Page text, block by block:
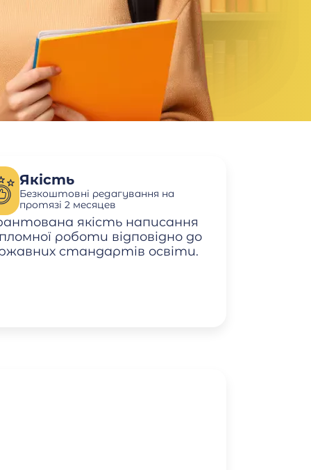
Якість
Безкоштовні редагування на
протязі 2 месяцев
якість написання
роботи відповідно до
стандартів освіти.